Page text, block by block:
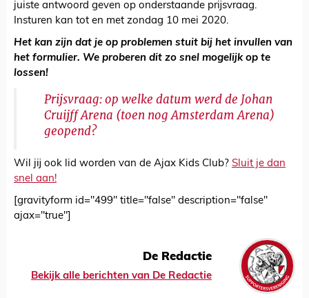
juiste antwoord geven op onderstaande prijsvraag.
Insturen kan tot en met zondag 10 mei 2020.
Het kan zijn dat je op problemen stuit bij het invullen van
het formulier. We proberen dit zo snel mogelijk op te
lossen!
Prijsvraag: op welke datum werd de Johan
Cruijff Arena (toen nog Amsterdam Arena)
geopend?
Wil jij ook lid worden van de Ajax Kids Club? Sluit je dan
snel aan!
[gravityform id="499" title="false" description="false"
ajax="true"]
De Redactie
Bekijk alle berichten van De Redactie